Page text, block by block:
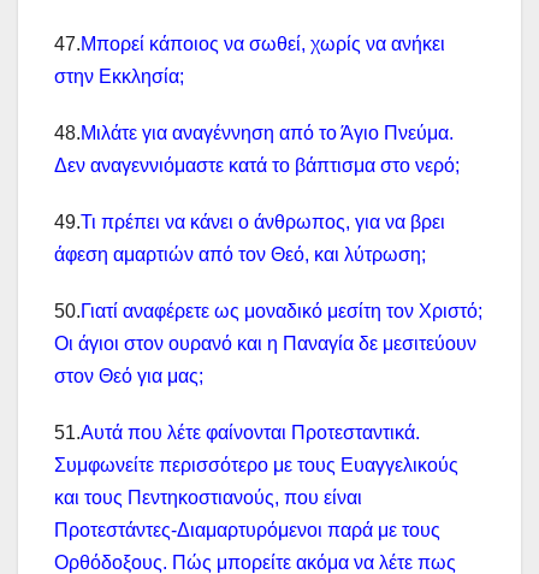
47.Μπορεί κάποιος να σωθεί, χωρίς να ανήκει
στην Εκκλησία;
48.Μιλάτε για αναγέννηση από το Άγιο Πνεύμα.
Δεν αναγεννιόμαστε κατά το βάπτισμα στο νερό;
49.Τι πρέπει να κάνει ο άνθρωπος, για να βρει
άφεση αμαρτιών από τον Θεό, και λύτρωση;
50.Γιατί αναφέρετε ως μοναδικό μεσίτη τον Χριστό;
Οι άγιοι στον ουρανό και η Παναγία δε μεσιτεύουν
στον Θεό για μας;
51.Αυτά που λέτε φαίνονται Προτεσταντικά.
Συμφωνείτε περισσότερο με τους Ευαγγελικούς
και τους Πεντηκοστιανούς, που είναι
Προτεστάντες-Διαμαρτυρόμενοι παρά με τους
Ορθόδοξους. Πώς μπορείτε ακόμα να λέτε πως